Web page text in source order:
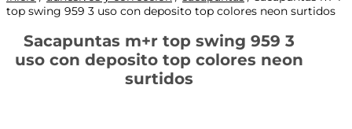
top swing 959 3 uso con deposito top colores neon surtidos
Sacapuntas m+r top swing 959 3
uso con deposito top colores neon
surtidos